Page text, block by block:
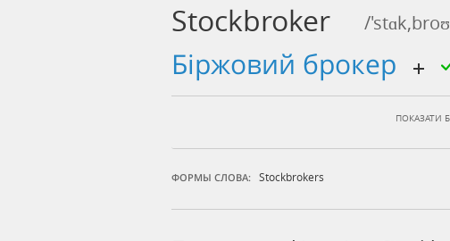
Stockbroker /
біржовий брокер
ПОКАЗАТИ
ФОРМЫ СЛОВА: Stockbrokers